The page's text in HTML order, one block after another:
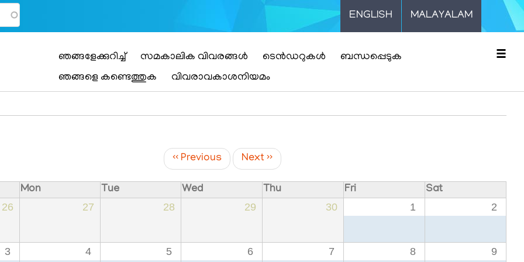
ENGLISH MALAYALAM
Mainഞങ്ങളേക്കുറിച്ച് സമകാലിക വിവരങ്ങൾ ടെൻഡറുകൾ
ബന്ധപ്പെടുക
ഞങ്ങളെ കണ്ടെത്തുക
വിവരാവകാശനിയമം
☰
‹‹ Previous Next ››
Mon Tue Wed Thu Fri
Sat
26
27 28 29 30 1 2
3 4 5 6 7 8 9